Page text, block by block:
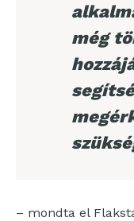
még
– mondta el